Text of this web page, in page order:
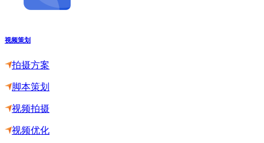
视频策划
拍摄方案
脚本策划
视频拍摄
视频优化